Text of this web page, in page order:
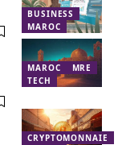
BUSINESS
MAROC
MAROC
MRE
TECH
CRYPTOMONNAIE